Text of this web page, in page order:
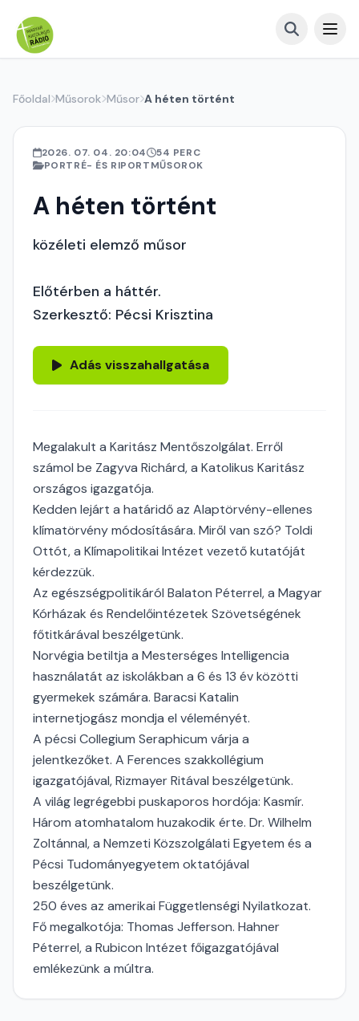
Főoldal Műsorok Műsor A héten történt
2026. 07. 04. 20:04
54 PERC
PORTRÉ- ÉS RIPORTMŰSOROK
A héten történt
közéleti elemző műsor
Előtérben a háttér.
Szerkesztő: Pécsi Krisztina
Adás visszahallgatása
Megalakult a Karitász Mentőszolgálat. Erről
számol be Zagyva Richárd, a Katolikus Karitász
országos igazgatója.
Kedden lejárt a határidő az Alaptörvény-ellenes
klímatörvény módosítására. Miről van szó? Toldi
Ottót, a Klímapolitikai Intézet vezető kutatóját
kérdezzük.
Az egészségpolitikáról Balaton Péterrel, a Magyar
Kórházak és Rendelőintézetek Szövetségének
főtitkárával beszélgetünk.
Norvégia betiltja a Mesterséges Intelligencia
használatát az iskolákban a 6 és 13 év közötti
gyermekek számára. Baracsi Katalin
internetjogász mondja el véleményét.
A pécsi Collegium Seraphicum várja a
jelentkezőket. A Ferences szakkollégium
igazgatójával, Rizmayer Ritával beszélgetünk.
A világ legrégebbi puskaporos hordója: Kasmír.
Három atomhatalom huzakodik érte. Dr. Wilhelm
Zoltánnal, a Nemzeti Közszolgálati Egyetem és a
Pécsi Tudományegyetem oktatójával
beszélgetünk.
250 éves az amerikai Függetlenségi Nyilatkozat.
Fő megalkotója: Thomas Jefferson. Hahner
Péterrel, a Rubicon Intézet főigazgatójával
emlékezünk a múltra.